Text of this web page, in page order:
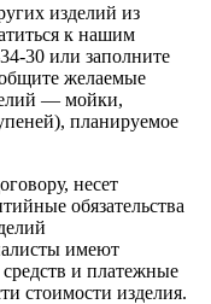
изделий из
к нашим
30 или заполните
желаемые
— мойки,
планируемое
несет
обязательства
имеют
и платежные
стоимости изделия.